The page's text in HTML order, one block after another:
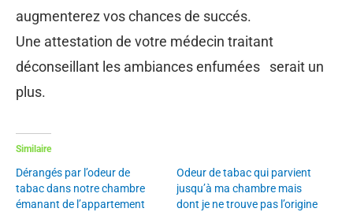
augmenterez vos chances de succés.
Une attestation de votre médecin traitant
déconseillant les ambiances enfumées serait un
plus.
Similaire
Dérangés par l’odeur de
tabac dans notre chambre
émanant de l’appartement
Odeur de tabac qui parvient
jusqu’à ma chambre mais
dont je ne trouve pas l’origine